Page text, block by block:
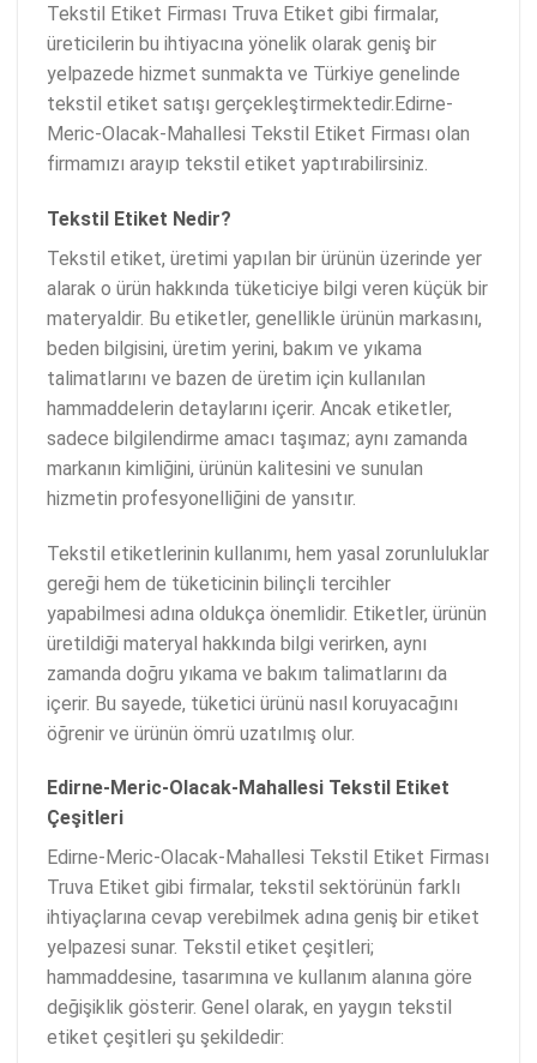
Tekstil Etiket Firması Truva Etiket gibi firmalar,
üreticilerin bu ihtiyacına yönelik olarak geniş bir
yelpazede hizmet sunmakta ve Türkiye genelinde
tekstil etiket satışı gerçekleştirmektedir.Edirne-
Meric-Olacak-Mahallesi Tekstil Etiket Firması olan
firmamızı arayıp tekstil etiket yaptırabilirsiniz.
Tekstil Etiket Nedir?
Tekstil etiket, üretimi yapılan bir ürünün üzerinde yer
alarak o ürün hakkında tüketiciye bilgi veren küçük bir
materyaldir. Bu etiketler, genellikle ürünün markasını,
beden bilgisini, üretim yerini, bakım ve yıkama
talimatlarını ve bazen de üretim için kullanılan
hammaddelerin detaylarını içerir. Ancak etiketler,
sadece bilgilendirme amacı taşımaz; aynı zamanda
markanın kimliğini, ürünün kalitesini ve sunulan
hizmetin profesyonelliğini de yansıtır.
Tekstil etiketlerinin kullanımı, hem yasal zorunluluklar
gereği hem de tüketicinin bilinçli tercihler
yapabilmesi adına oldukça önemlidir. Etiketler, ürünün
üretildiği materyal hakkında bilgi verirken, aynı
zamanda doğru yıkama ve bakım talimatlarını da
içerir. Bu sayede, tüketici ürünü nasıl koruyacağını
öğrenir ve ürünün ömrü uzatılmış olur.
Edirne-Meric-Olacak-Mahallesi Tekstil Etiket
Çeşitleri
Edirne-Meric-Olacak-Mahallesi Tekstil Etiket Firması
Truva Etiket gibi firmalar, tekstil sektörünün farklı
ihtiyaçlarına cevap verebilmek adına geniş bir etiket
yelpazesi sunar. Tekstil etiket çeşitleri;
hammaddesine, tasarımına ve kullanım alanına göre
değişiklik gösterir. Genel olarak, en yaygın tekstil
etiket çeşitleri şu şekildedir: